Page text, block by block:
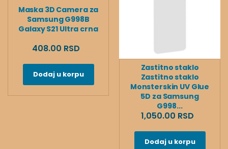
Maska 3D Camera za
Samsung G998B
Galaxy S21 Ultra crna
408.00 RSD
Dodaj u korpu
Zastitno staklo
Zastitno staklo
Monsterskin UV Glue
5D za Samsung
G998...
1,050.00 RSD
Dodaj u korpu